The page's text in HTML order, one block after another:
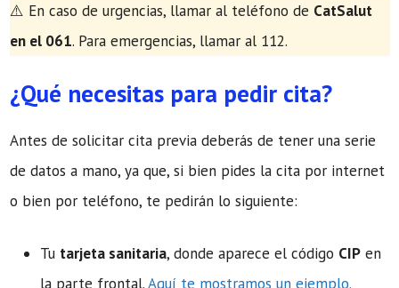
​⚠️ En caso de urgencias, llamar al teléfono de CatSalut
en el 061. Para emergencias, llamar al 112.
¿Qué necesitas para pedir cita?
Antes de solicitar cita previa deberás de tener una serie
de datos a mano, ya que, si bien pides la cita por internet
o bien por teléfono, te pedirán lo siguiente:
Tu tarjeta sanitaria, donde aparece el código CIP en
la parte frontal.Aquí te mostramos un ejemplo.